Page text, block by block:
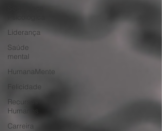
Liderança
Saúde
mental
HumanaMente
Felicidade
Recursos
Humanos
Carreira